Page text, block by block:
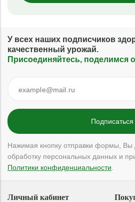
У всех наших подписчиков
качественный урожай.
Присоединяйтесь, поделимся
Нажимая кнопку отправки формы, Вы
обработку персональных данных и
Политики конфиденциальности
Личный кабинет